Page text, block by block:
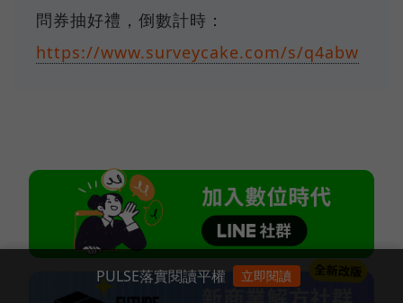
問券抽好禮，倒數計時：
https://www.surveycake.com/s/q4abw
PULSE落實閱讀平權 立即閱讀